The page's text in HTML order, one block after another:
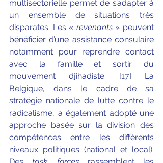
multisectorielle permet de s’adapter à
un ensemble de situations très
disparates. Les « revenants » peuvent
bénéficier d’une assistance consulaire
notamment pour reprendre contact
avec la famille et sortir du
mouvement djihadiste. [17] La
Belgique, dans le cadre de sa
stratégie nationale de lutte contre le
radicalisme, a également adopté une
approche basée sur la division des
compétences entre les différents
niveaux politiques (national et local).